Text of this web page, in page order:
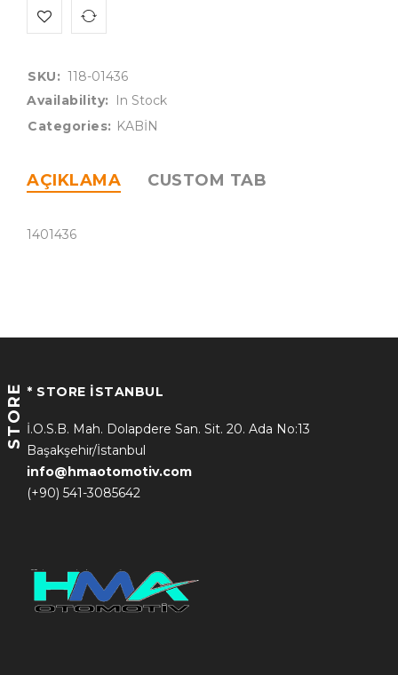
SKU: 118-01436
Availability:
In Stock
Categories: KABİN
AÇIKLAMA CUSTOM TAB
1401436
STORE * STORE İSTANBUL
İ.O.S.B. Mah. Dolapdere San. Sit. 20. Ada No:13
Başakşehir/İstanbul
info@hmaotomotiv.com
(+90) 541-3085642